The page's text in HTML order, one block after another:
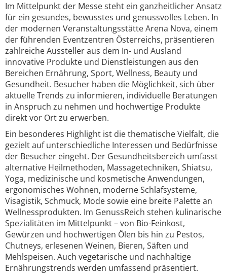
Im Mittelpunkt der Messe steht ein ganzheitlicher Ansatz
für ein gesundes, bewusstes und genussvolles Leben. In
der modernen Veranstaltungsstätte Arena Nova, einem
der führenden Eventzentren Österreichs, präsentieren
zahlreiche Aussteller aus dem In- und Ausland
innovative Produkte und Dienstleistungen aus den
Bereichen Ernährung, Sport, Wellness, Beauty und
Gesundheit. Besucher haben die Möglichkeit, sich über
aktuelle Trends zu informieren, individuelle Beratungen
in Anspruch zu nehmen und hochwertige Produkte
direkt vor Ort zu erwerben.
Ein besonderes Highlight ist die thematische Vielfalt, die
gezielt auf unterschiedliche Interessen und Bedürfnisse
der Besucher eingeht. Der Gesundheitsbereich umfasst
alternative Heilmethoden, Massagetechniken, Shiatsu,
Yoga, medizinische und kosmetische Anwendungen,
ergonomisches Wohnen, moderne Schlafsysteme,
Visagistik, Schmuck, Mode sowie eine breite Palette an
Wellnessprodukten. Im GenussReich stehen kulinarische
Spezialitäten im Mittelpunkt – von Bio-Feinkost,
Gewürzen und hochwertigen Ölen bis hin zu Pestos,
Chutneys, erlesenen Weinen, Bieren, Säften und
Mehlspeisen. Auch vegetarische und nachhaltige
Ernährungstrends werden umfassend präsentiert.